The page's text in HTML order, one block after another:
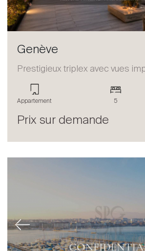
Genève
Appartement 5
Prix sur demande
Previous